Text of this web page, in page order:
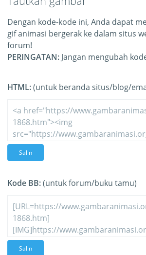
Dengan kode-kode ini, Anda dapat
gif animasi bergerak ke dalam situs
forum!
PERINGATAN: Jangan mengubah
HTML:(untuk beranda situs/blog/
Salin
Kode BB:(untuk forum/buku tamu)
Salin